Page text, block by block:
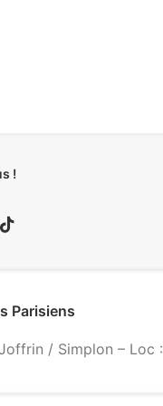
!
Parisiens
/ Simplon – Loc :